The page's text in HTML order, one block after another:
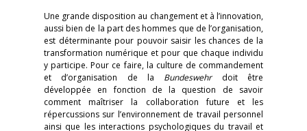
Une grande disposition au changement et à l’innovation,
aussi bien de la part des hommes que de l’organisation,
est déterminante pour pouvoir saisir les chances de la
transformation numérique et pour que chaque individu
y participe. Pour ce faire, la culture de commandement
et d’organisation de la Bundeswehrdoit être
développée en fonction de la question de savoir
comment maîtriser la collaboration future et les
répercussions sur l’environnement de travail personnel
ainsi que les interactions psychologiques du travail et